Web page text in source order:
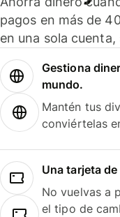
pagos en más de
en una sola
Gestiona
mundo.
Mantén tus
conviértelas
Una tarjeta
No vuelvas a
el tipo de